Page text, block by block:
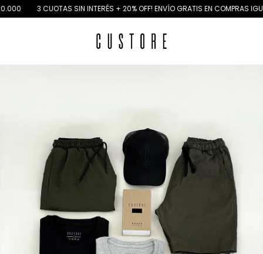
3 CUOTAS SIN INTERÉS + 20% OFF! ENVÍO GRATIS EN COMPRAS IGUAL O